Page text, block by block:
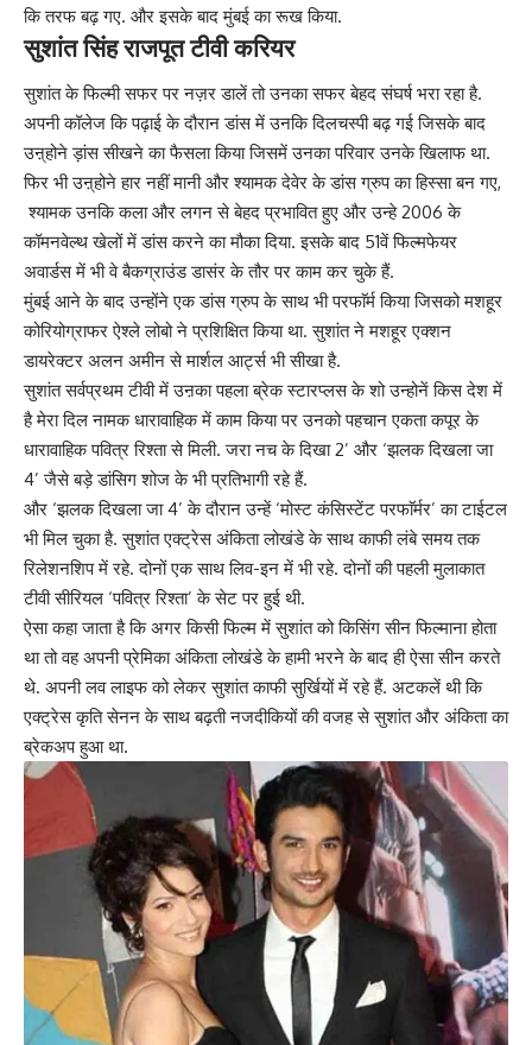
कि तरफ बढ़ गए. और इसके बाद मुंबई का रूख किया.
सुशांत सिंह राजपूत टीवी करियर
सुशांत के फिल्मी सफर पर नज़र डालें तो उनका सफर बेहद संघर्ष भरा रहा है.
अपनी कॉलेज कि पढ़ाई के दौरान डांस में उनकि दिलचस्पी बढ़ गई जिसके बाद
उऩ्होने ड़ांस सीखने का फैसला किया जिसमें उनका परिवार उनके खिलाफ था.
फिर भी उऩ्होने हार नहीं मानी और श्यामक देवेर के डांस ग्रुप का हिस्सा बन गए,
श्यामक उनकि कला और लगन से बेहद प्रभावित हुए और उन्हे 2006 के
कॉमनवेल्थ खेलों में डांस करने का मौका दिया. इसके बाद 51वें फिल्मफेयर
अवार्डस में भी वे बैकग्राउंड डासंर के तौर पर काम कर चुके हैं.
मुंबई आने के बाद उन्होंने एक डांस ग्रुप के साथ भी परफाॅर्म किया जिसको मशहूर
कोरियोग्राफर ऐश्ले लोबो ने प्रशिक्षित किया था. सुशांत ने मशहूर एक्शन
डायरेक्टर अलन अमीन से मार्शल आर्ट्स भी सीखा है.
सुशांत सर्वप्रथम टीवी में उऩका पहला ब्रेक स्टारप्लस के शो उन्होनें किस देश में
है मेरा दिल नामक धारावाहिक में काम किया पर उनको पहचान एकता कपूर के
धारावाहिक पवित्र रिश्ता से मिली. जरा नच के दिखा 2’ और ‘झलक दिखला जा
4’ जैसे बड़े डांसिग शोज के भी प्रतिभागी रहे हैं.
और ‘झलक दिखला जा 4’ के दौरान उन्हें ‘मोस्ट कंसिस्टेंट परफाॅर्मर’ का टाईटल
भी मिल चुका है. सुशांत एक्ट्रेस अंकिता लोखंडे के साथ काफी लंबे समय तक
रिलेशनशिप में रहे. दोनों एक साथ लिव-इन में भी रहे. दोनों की पहली मुलाकात
टीवी सीरियल ‘पवित्र रिश्ता’ के सेट पर हुई थी.
ऐसा कहा जाता है कि अगर किसी फिल्म में सुशांत को किसिंग सीन फिल्माना होता
था तो वह अपनी प्रेमिका अंकिता लोखंडे के हामी भरने के बाद ही ऐसा सीन करते
थे. अपनी लव लाइफ को लेकर सुशांत काफी सुर्खियों में रहे हैं. अटकलें थी कि
एक्ट्रेस कृति सेनन के साथ बढ़ती नजदीकियों की वजह से सुशांत और अंकिता का
ब्रेकअप हुआ था.